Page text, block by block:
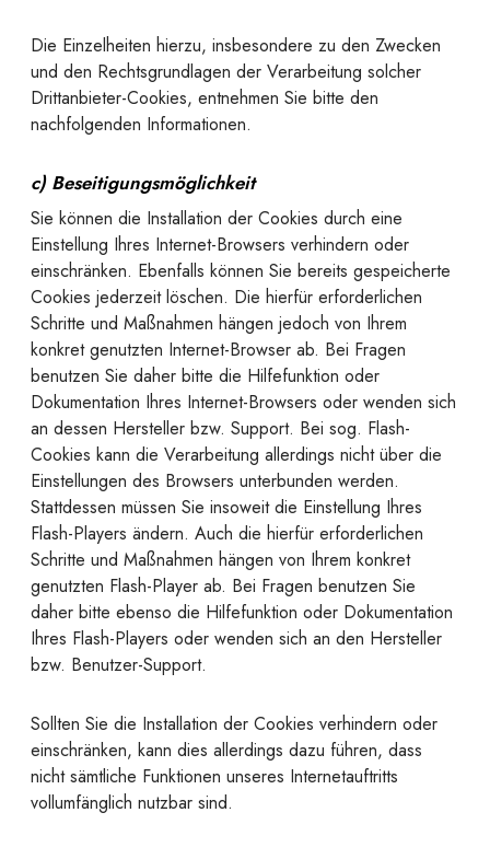
Die Einzelheiten hierzu, insbesondere zu den Zwecken
und den Rechtsgrundlagen der Verarbeitung solcher
Drittanbieter-Cookies, entnehmen Sie bitte den
nachfolgenden Informationen.
c) Beseitigungsmöglichkeit
Sie können die Installation der Cookies durch eine
Einstellung Ihres Internet-Browsers verhindern oder
einschränken. Ebenfalls können Sie bereits gespeicherte
Cookies jederzeit löschen. Die hierfür erforderlichen
Schritte und Maßnahmen hängen jedoch von Ihrem
konkret genutzten Internet-Browser ab. Bei Fragen
benutzen Sie daher bitte die Hilfefunktion oder
Dokumentation Ihres Internet-Browsers oder wenden sich
an dessen Hersteller bzw. Support. Bei sog. Flash-
Cookies kann die Verarbeitung allerdings nicht über die
Einstellungen des Browsers unterbunden werden.
Stattdessen müssen Sie insoweit die Einstellung Ihres
Flash-Players ändern. Auch die hierfür erforderlichen
Schritte und Maßnahmen hängen von Ihrem konkret
genutzten Flash-Player ab. Bei Fragen benutzen Sie
daher bitte ebenso die Hilfefunktion oder Dokumentation
Ihres Flash-Players oder wenden sich an den Hersteller
bzw. Benutzer-Support.
Sollten Sie die Installation der Cookies verhindern oder
einschränken, kann dies allerdings dazu führen, dass
nicht sämtliche Funktionen unseres Internetauftritts
vollumfänglich nutzbar sind.